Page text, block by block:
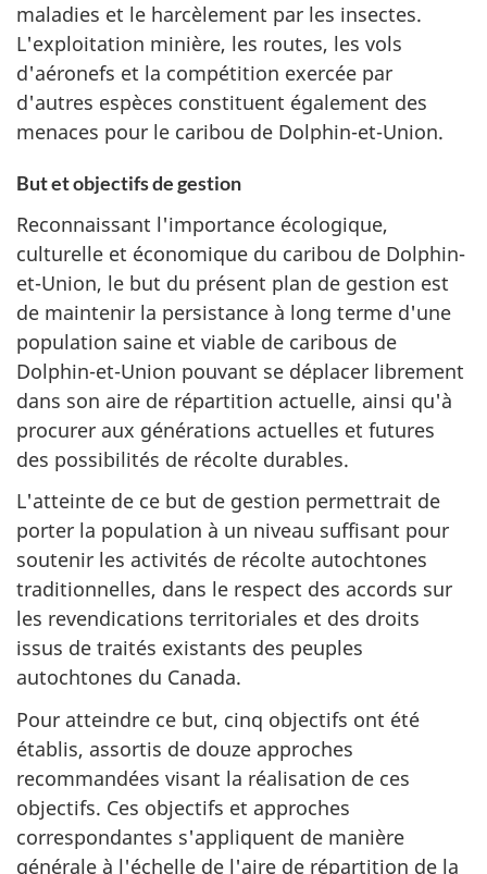
maladies et le harcèlement par les insectes.
L'exploitation minière, les routes, les vols
d'aéronefs et la compétition exercée par
d'autres espèces constituent également des
menaces pour le caribou de Dolphin-et-Union.
But et objectifs de gestion
Reconnaissant l'importance écologique,
culturelle et économique du caribou de Dolphin-
et-Union, le but du présent plan de gestion est
de maintenir la persistance à long terme d'une
population saine et viable de caribous de
Dolphin-et-Union pouvant se déplacer librement
dans son aire de répartition actuelle, ainsi qu'à
procurer aux générations actuelles et futures
des possibilités de récolte durables.
L'atteinte de ce but de gestion permettrait de
porter la population à un niveau suffisant pour
soutenir les activités de récolte autochtones
traditionnelles, dans le respect des accords sur
les revendications territoriales et des droits
issus de traités existants des peuples
autochtones du Canada.
Pour atteindre ce but, cinq objectifs ont été
établis, assortis de douze approches
recommandées visant la réalisation de ces
objectifs. Ces objectifs et approches
correspondantes s'appliquent de manière
générale à l'échelle de l'aire de répartition de la